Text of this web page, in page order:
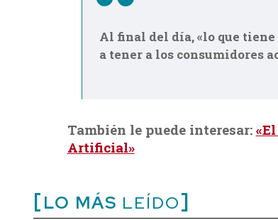
Al final del día, «lo que
a tener a los consumidores
También le puede interesar:
Artificial»
LO MÁS LEÍDO